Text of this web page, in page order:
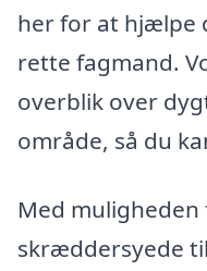
her for at hjælpe
rette fagmand.
overblik over
område, så du
Med
skræddersyede